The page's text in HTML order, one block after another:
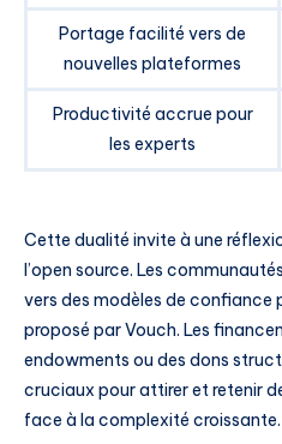
Portage facilité vers de
nouvelles plateformes
Productivité accrue pour
les experts
Cette dualité invite à une
l’open source. Les
vers des modèles de confiance
proposé par Vouch. Les
endowments ou des dons
cruciaux pour attirer et retenir
face à la complexité croissante.